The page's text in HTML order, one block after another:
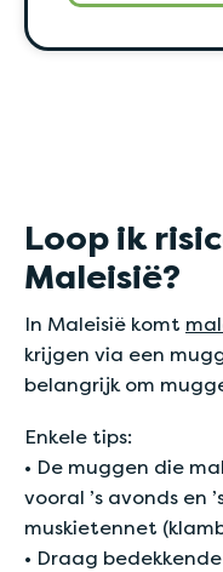
Loop ik
Maleisië?
In Maleisië komt
krijgen via een
belangrijk om
Enkele tips:
• De muggen die
vooral ’s avonds en
muskietennet
• Draag